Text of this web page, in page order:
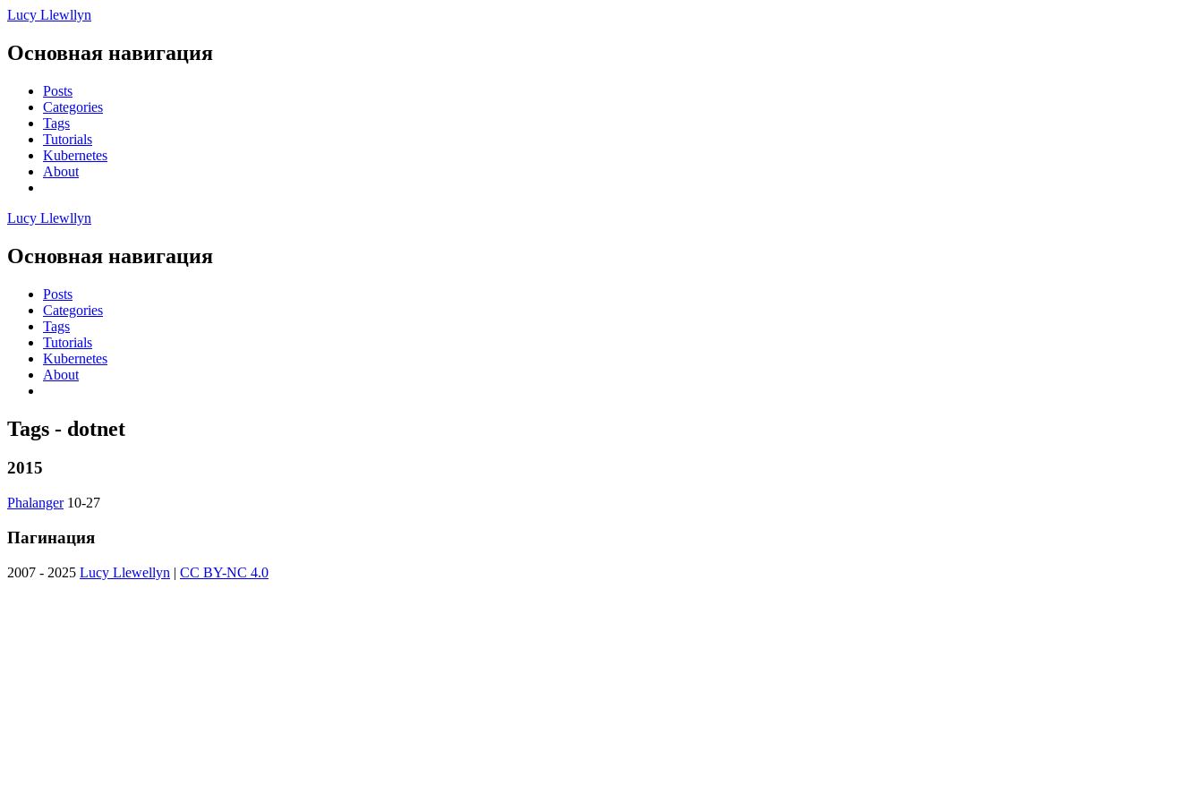
Lucy Llewllyn
Основная навигация
Posts
Categories
Tags
Tutorials
Kubernetes
About
Lucy Llewllyn
Основная навигация
Posts
Categories
Tags
Tutorials
Kubernetes
About
Tags - dotnet
2015
Phalanger 10-27
Пагинация
2007 - 2025 Lucy Llewellyn | CC BY-NC 4.0